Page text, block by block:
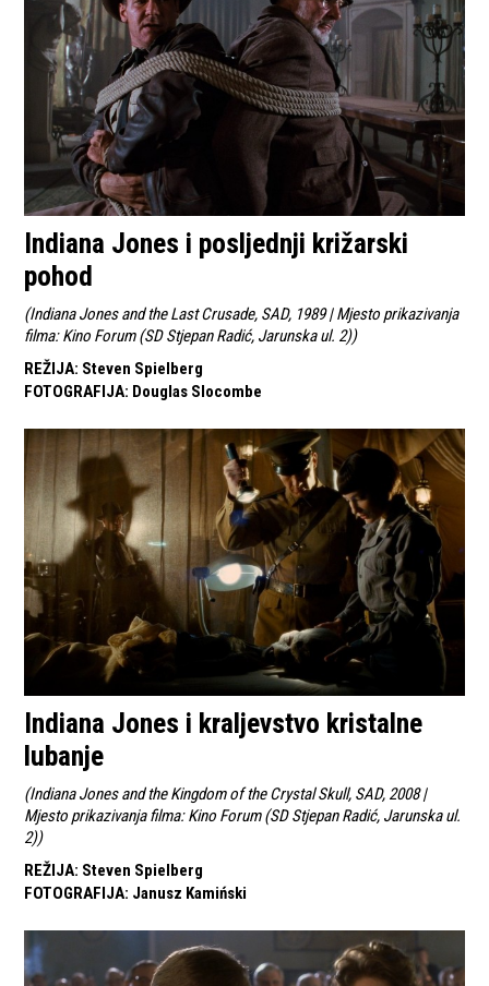
Indiana Jones i posljednji križarski
pohod
(Indiana Jones and the Last Crusade, SAD, 1989 | Mjesto prikazivanja
filma: Kino Forum (SD Stjepan Radić, Jarunska ul. 2))
REŽIJA: Steven Spielberg
FOTOGRAFIJA: Douglas Slocombe
Indiana Jones i kraljevstvo kristalne
lubanje
(Indiana Jones and the Kingdom of the Crystal Skull, SAD, 2008 |
Mjesto prikazivanja filma: Kino Forum (SD Stjepan Radić, Jarunska ul.
2))
REŽIJA: Steven Spielberg
FOTOGRAFIJA: Janusz Kamiński